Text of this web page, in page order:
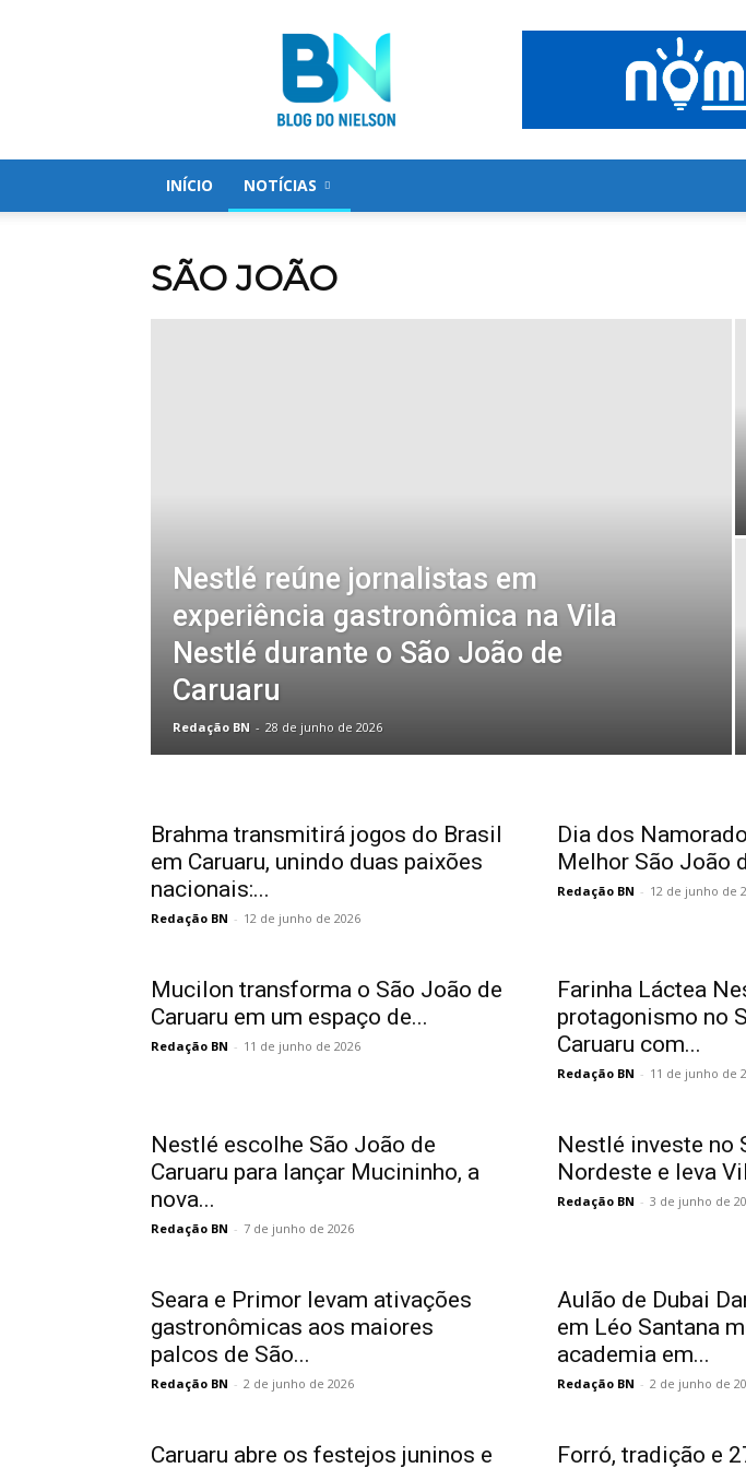
Blog
do
Nielson
INÍCIO NOTÍCIAS
SÃO JOÃO
Nestlé reúne jornalistas em
experiência gastronômica na Vila
Nestlé durante o São João de
Caruaru
Redação BN - 28 de junho de 2026
Brahma transmitirá jogos do Brasil
em Caruaru, unindo duas paixões
nacionais:...
Redação BN - 12 de junho de 2026
Dia dos
Melhor São João
Redação BN - 12 de junho de
Mucilon transforma o São João de
Caruaru em um espaço de...
Redação BN - 11 de junho de 2026
Farinha Láctea
protagonismo no
Caruaru com...
Redação BN - 11 de junho de
Nestlé escolhe São João de
Caruaru para lançar Mucininho, a
nova...
Redação BN - 7 de junho de 2026
Nestlé investe no
Nordeste e leva
Redação BN - 3 de junho de
Seara e Primor levam ativações
gastronômicas aos maiores
palcos de São...
Redação BN - 2 de junho de 2026
Aulão de Dubai
em Léo Santana
academia em...
Redação BN - 2 de junho de
Caruaru abre os festejos juninos e Forró, tradição e